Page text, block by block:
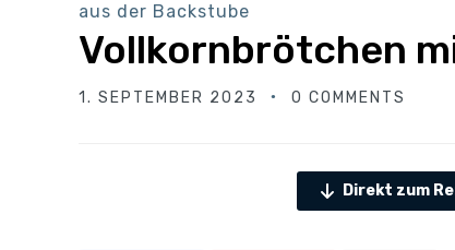
aus der Backstube
Vollkornbrötchen
1. SEPTEMBER 2023 0 COMMENTS
Direkt zum